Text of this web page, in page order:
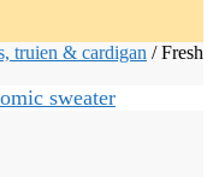
truien & cardigan /Fresh